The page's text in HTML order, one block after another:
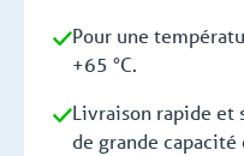
Pour une
+65 °C.
Livraison rapide et
de grande capacité